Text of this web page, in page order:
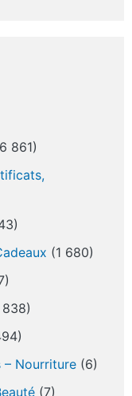
861)
(1 680)
– Nourriture (6)
(7)